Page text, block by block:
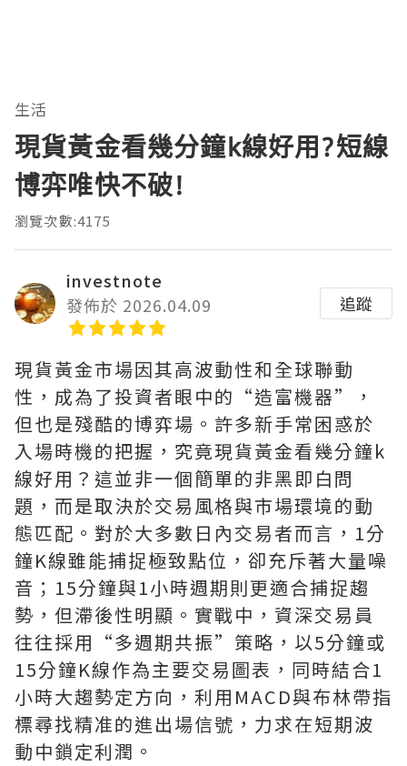
生活
現貨黃金看幾分鐘k線好用?短線
博弈唯快不破!
瀏覽次數:4175
investnote
發佈於 2026.04.09
追蹤
現貨黃金市場因其高波動性和全球聯動
性，成為了投資者眼中的“造富機器”，
但也是殘酷的博弈場。許多新手常困惑於
入場時機的把握，究竟現貨黃金看幾分鐘k
線好用？這並非一個簡單的非黑即白問
題，而是取決於交易風格與市場環境的動
態匹配。對於大多數日內交易者而言，1分
鐘K線雖能捕捉極致點位，卻充斥著大量噪
音；15分鐘與1小時週期則更適合捕捉趨
勢，但滯後性明顯。實戰中，資深交易員
往往採用“多週期共振”策略，以5分鐘或
15分鐘K線作為主要交易圖表，同時結合1
小時大趨勢定方向，利用MACD與布林帶指
標尋找精准的進出場信號，力求在短期波
動中鎖定利潤。